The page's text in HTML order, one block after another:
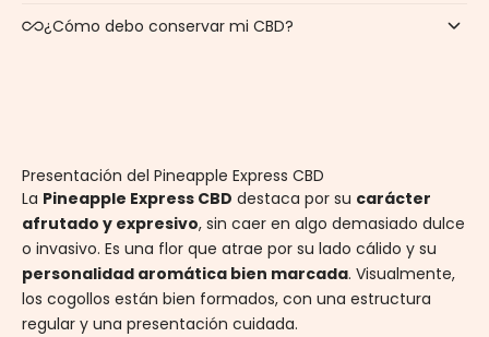
¿Cómo debo conservar mi CBD?
Presentación del Pineapple Express CBD
La Pineapple Express CBD destaca por su carácter
afrutado y expresivo, sin caer en algo demasiado dulce
o invasivo. Es una flor que atrae por su lado cálido y su
personalidad aromática bien marcada. Visualmente,
los cogollos están bien formados, con una estructura
regular y una presentación cuidada.